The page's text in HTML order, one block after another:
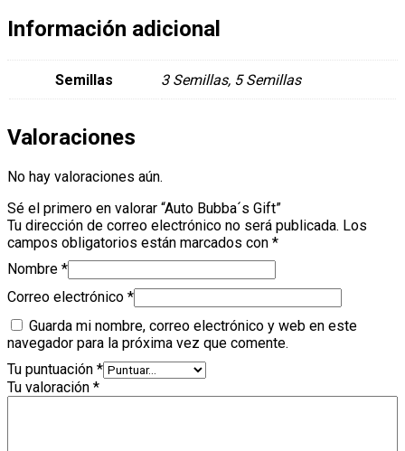
Información adicional
Semillas 3 Semillas, 5 Semillas
Valoraciones
No hay valoraciones aún.
Sé el primero en valorar “Auto Bubba´s Gift”
Tu dirección de correo electrónico no será publicada. Los
campos obligatorios están marcados con *
Nombre *
Correo electrónico *
Guarda mi nombre, correo electrónico y web en este
navegador para la próxima vez que comente.
Tu puntuación *
Tu valoración *